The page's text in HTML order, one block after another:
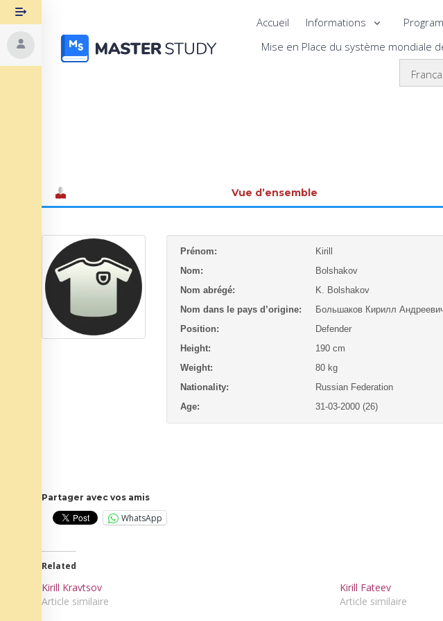
Accueil Informations
Mise en Place du système mondiale
Vue d’ensemble
Prénom:
Kirill
Nom:
Bolshakov
Nom abrégé:
K. Bolshakov
Nom dans le pays d’origine:
Большаков Кирилл
Position:
Defender
Height:
190 cm
Weight:
80 kg
Nationality:
Russian Federation
Age:
31-03-2000 (26)
Partager avec vos amis
WhatsApp
Related
Kirill Kravtsov
Article similaire
Kirill Fateev
Article similaire